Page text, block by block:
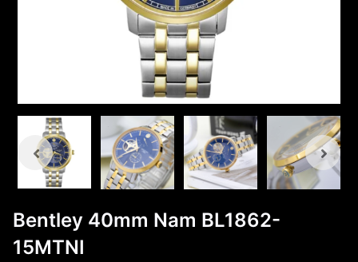
Bentley 40mm Nam BL1862-
15MTNI